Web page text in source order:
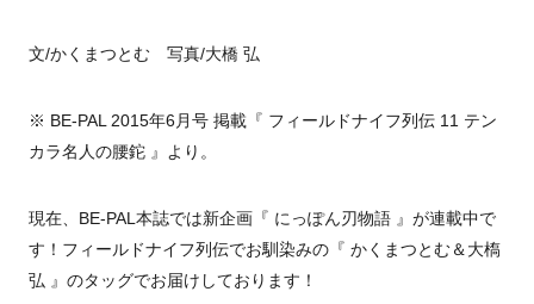
文/かくまつとむ 写真/大橋 弘
※ BE-PAL 2015年6月号 掲載『 フィールドナイフ列伝 11 テン
カラ名人の腰鉈 』より。
現在、BE-PAL本誌では新企画『 にっぽん刃物語 』が連載中で
す！フィールドナイフ列伝でお馴染みの『 かくまつとむ＆大槗
弘 』のタッグでお届けしております！